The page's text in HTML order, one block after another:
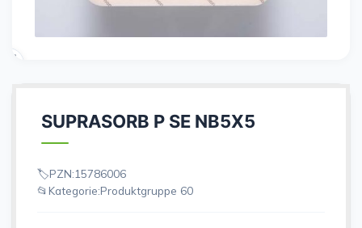
SUPRASORB P SE NB5X5
PZN:15786006
Kategorie:Produktgruppe 60